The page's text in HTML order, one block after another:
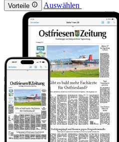
Vorteile Auswählen